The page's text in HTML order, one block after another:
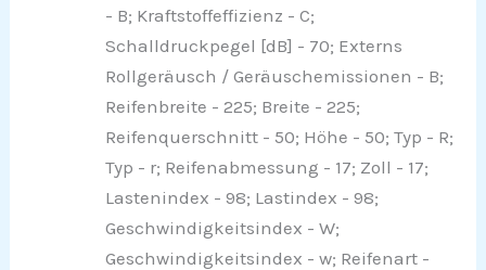
- B; Kraftstoffeffizienz - C;
Schalldruckpegel [dB] - 70; Externs
Rollgeräusch / Geräuschemissionen - B;
Reifenbreite - 225; Breite - 225;
Reifenquerschnitt - 50; Höhe - 50; Typ - R;
Typ - r; Reifenabmessung - 17; Zoll - 17;
Lastenindex - 98; Lastindex - 98;
Geschwindigkeitsindex - W;
Geschwindigkeitsindex - w; Reifenart -